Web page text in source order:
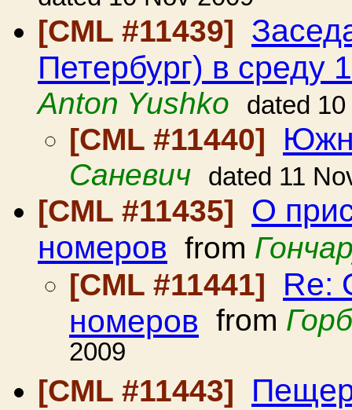
[CML #11439]
Петербург) в среду
Anton Yushko dated
[CML #11440]
Саневич dated 11
[CML #11435]
О
номеров from
[CML #11441]
Re:
номеров from
2009
[CML #11443]